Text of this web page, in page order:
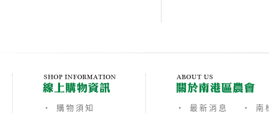
‧ 購物須知
‧ 最新消息
‧ 南